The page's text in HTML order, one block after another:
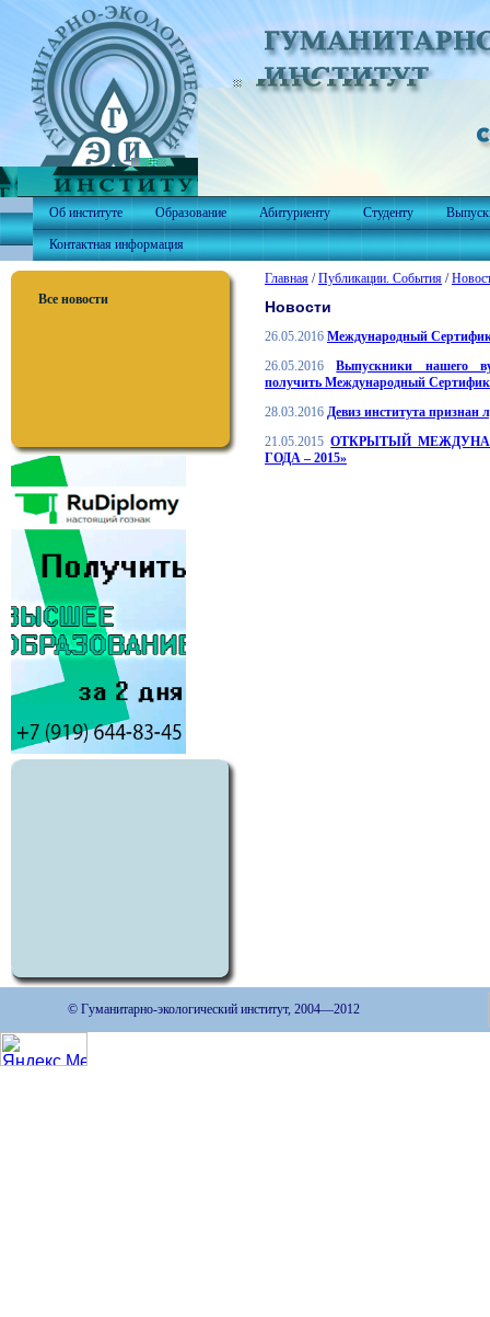
Об институте Образование Абитуриенту Студенту
Контактная информация
Все новости
Главная /Публикации. События /
Новости
26.05.2016 Международный
26.05.2016
Выпускники нашего
получить Международный
28.03.2016 Девиз института признан
21.05.2015 ОТКРЫТЫЙ
ГОДА – 2015»
© Гуманитарно-экологический институт, 2004—2012